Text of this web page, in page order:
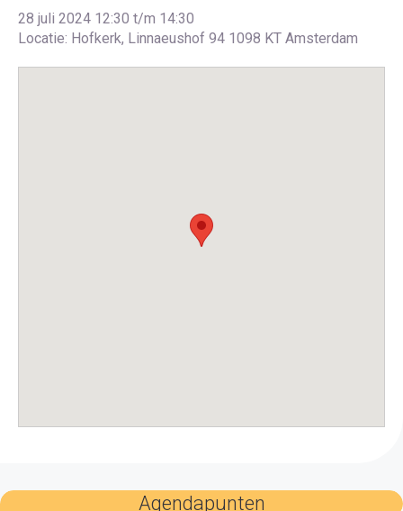
28 juli 2024 12:30 t/m 14:30
Locatie: Hofkerk, Linnaeushof 94 1098 KT Amsterdam
Agendapunten